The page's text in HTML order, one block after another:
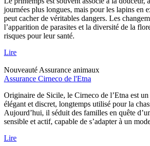
journées plus longues, mais pour les lapins en
peut cacher de véritables dangers. Les
l’apparition de parasites et la diversité de la
risques pour leur santé.
Lire
Nouveauté Assurance animaux
Assurance Cirneco de l'Etna
Originaire de Sicile, le Cirneco de l’Etna est
élégant et discret, longtemps utilisé pour la
Aujourd’hui, il séduit des familles en quête
sensible et actif, capable de s’adapter à un
Lire